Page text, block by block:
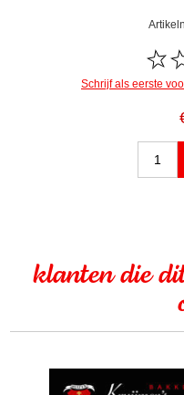
Schrijf als eerste
klanten die dit kochten, kochten